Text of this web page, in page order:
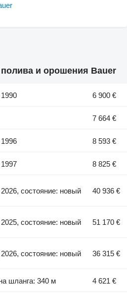
и орошения Bauer
6 900 €
7 664 €
8 593 €
8 825 €
состояние: новый 40 936 €
состояние: новый 51 170 €
состояние: новый 36 315 €
шланга: 340 м 4 621 €